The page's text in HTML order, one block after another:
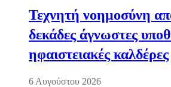
Τεχνητή νοημοσύνη
δεκάδες άγνωστες
ηφαιστειακές καλδέρες
6 Αυγούστου 2026